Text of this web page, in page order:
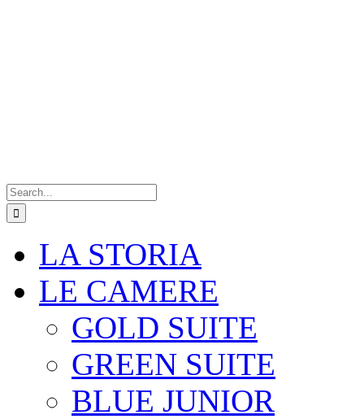
for:
LA STORIA
LE CAMERE
GOLD SUITE
GREEN SUITE
BLUE JUNIOR